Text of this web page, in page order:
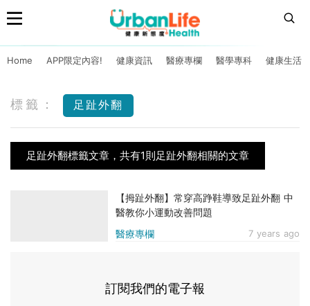
Home APP限定內容! 健康資訊 醫療專欄 醫學專科 健康生活
標籤： 足趾外翻
足趾外翻標籤文章，共有1則足趾外翻相關的文章
醫療專欄 7 years ago
【拇趾外翻】常穿高踭鞋導致足趾外翻 中
醫教你小運動改善問題
訂閱我們的電子報